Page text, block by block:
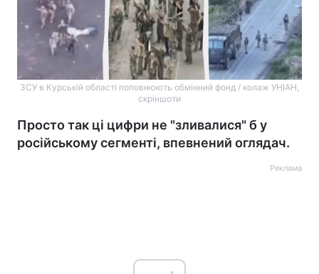
ЗСУ в Курській області поповнюють обмінний фонд / колаж УНІАН,
скріншоти
Просто так ці цифри не "зливалися" б у
російському сегменті, впевнений оглядач.
Реклама